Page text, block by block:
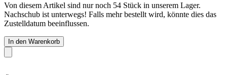
Von diesem Artikel sind nur noch 54 Stück in unserem Lager.
Nachschub ist unterwegs! Falls mehr bestellt wird, könnte dies das
Zustelldatum beeinflussen.
In den Warenkorb